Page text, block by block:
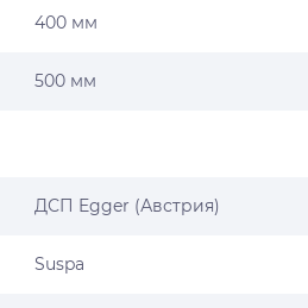
400 мм
500 мм
ДСП Egger (Австрия)
Suspa